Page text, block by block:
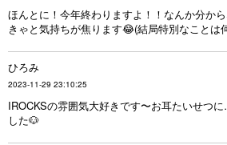
ほんとに！今年終わりますよ！！なんか分か
きゃと気持ちが焦ります😂(結局特別なこと
ひろみ
2023-11-29 23:10:25
IROCKSの雰囲気大好きです〜お耳たいせつ
した🐶